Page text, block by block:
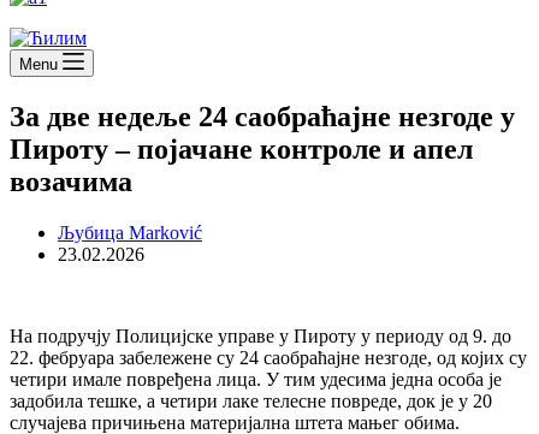
Menu
За две недеље 24 саобраћајне незгоде у
Пироту – појачане контроле и апел
возачима
Љубица Marković
23.02.2026
На подручју Полицијске управе у Пироту у периоду од 9. до
22. фебруара забележене су 24 саобраћајне незгоде, од којих су
четири имале повређена лица. У тим удесима једна особа је
задобила тешке, а четири лаке телесне повреде, док је у 20
случајева причињена материјална штета мањег обима.